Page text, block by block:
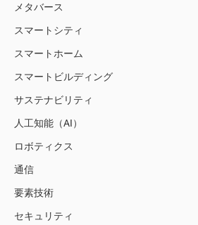
メタバース
スマートシティ
スマートホーム
スマートビルディング
サステナビリティ
人工知能（AI）
ロボティクス
通信
要素技術
セキュリティ